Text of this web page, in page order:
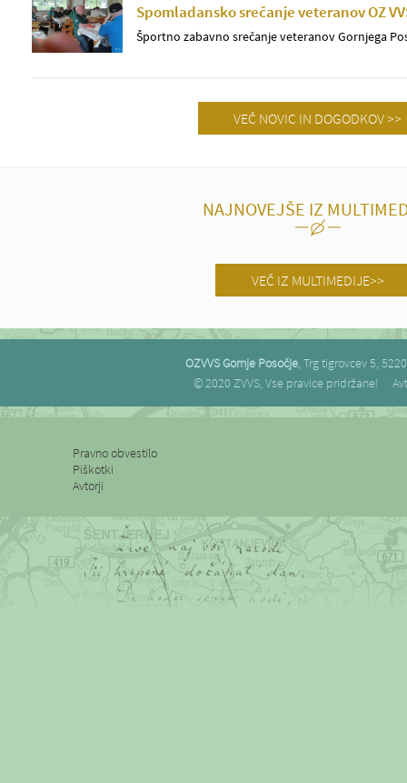
Spomladansko srečanje veteranov OZ
Športno zabavno srečanje veteranov Gornjega
VEČ NOVIC IN DOGODKOV >>
NAJNOVEJŠE IZ
VEČ IZ MULTIMEDIJE>>
OZVVS Gornje Posočje, Trg tigrovcev 5,
© 2020 ZVVS, Vse pravice pridržane!
Pravno obvestilo
Piškotki
Avtorji